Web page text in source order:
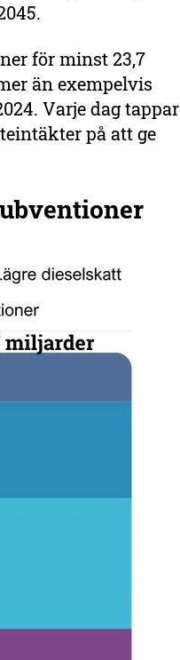
för minst 23,7
än exempelvis
Varje dag tappar
på att ge